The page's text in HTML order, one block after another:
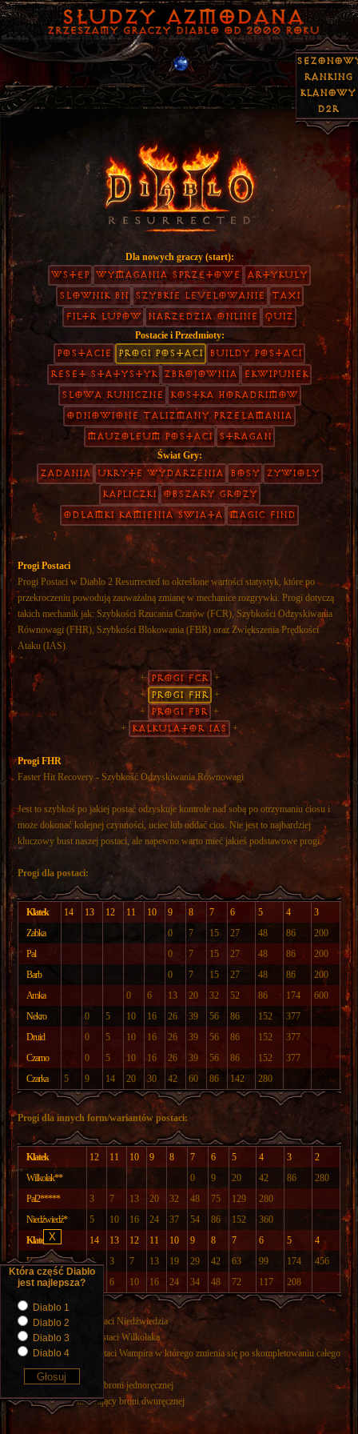
Dla nowych graczy (start):
Wstęp Wymagania Sprzętowe Artykuły
Słownik BN
Szybkie Levelowanie TAXI
Filtr Łupów Narzędzia Online Quiz
Postacie i Przedmioty:
Postacie Progi Postaci
Buildy Postaci
Reset Statystyk Zbrojownia Ekwipunek
Słowa Runiczne
Kostka Horadrimów
Odnowione Talizmany Przełamania
Mauzoleum Postaci Stragan
Świat Gry:
Zadania Ukryte Wydarzenia Bosy
Żywioły
Kapliczki Obszary Grozy
Odłamki Kamienia Świata Magic Find
Progi Postaci
Progi Postaci w Diablo 2 Resurrected to określone wartości statystyk, które po
przekroczeniu powodują zauważalną zmianę w mechanice rozgrywki. Progi dotyczą
takich mechanik jak: Szybkości Rzucania Czarów (FCR), Szybkości Odzyskiwania
Równowagi (FHR), Szybkości Blokowania (FBR) oraz Zwiększenia Prędkości
Ataku (IAS).
+ Progi FCR +
+ Progi FHR +
+
Progi FBR +
+
Kalkulator IAS +
Progi FHR
Faster Hit Recovery - Szybkość Odzyskiwania Równowagi
Jest to szybkoś po jakiej postać odzyskuje kontrole nad sobą po otrzymaniu ciosu i
może dokonać kolejnej czynności, uciec lub oddać cios. Nie jest to najbardziej
kluczowy bust naszej postaci, ale napewno warto mieć jakieś podstawowe progi.
Progi dla postaci:
K l a t e k 14 13 12 11 10 9 8 7 6 5 4
3
Z a b k a
0 7 15 27 48 86
200
P a l
0 7 15 27 48 86
200
B a r b
0 7 15 27 48 86
200
A m k a
0 6 13 20 32 52 86 174
600
N e k r o
0 5 10 16 26 39 56 86 152
377
D r u i d
0 5 10 16 26 39 56 86 152
377
C z a r n o
0 5 10 16 26 39 56 86 152
377
C z a r k a
5 9 14 20 30 42 60 86 142 280
Progi dla innych form/wariantów postaci:
K l a t e k 12 11 10 9 8 7 6 5 4 3
2
W i l k o ł a k * *
0 9 20 42 86
280
P a l 2 * * * * *
3 7 13 20 32 48 75 129
280
N i e d ź w i e d ź *
5 10 16 24 37 54 86 152
360
K l a t e k
14 13 12 11 10 9 8 7 6 5
4
D r u i d 1 * * * *
0 3 7 13 19 29 42 63 99 174
456
W a m p i r * * *
6 10 16 24 34 48 72 117 208
*Forma Druida w postaci Niedźwiedzia
**Forma Druida w postaci Wilkołaka
***Nekromanta w postaci Wampira w którego zmienia się po skompletowaniu całego
zestawu Trang-Oula
****Druid używający broni jednoręcznej
*****Palladyn używający broni dwuręcznej
Ranking
Klanowy
D2R
X